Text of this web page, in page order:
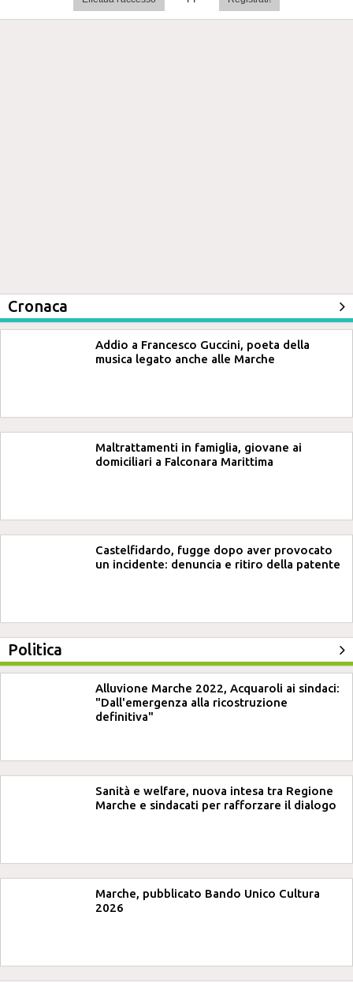
Cronaca
Addio a Francesco Guccini, poeta della
musica legato anche alle Marche
Maltrattamenti in famiglia, giovane ai
domiciliari a Falconara Marittima
Castelfidardo, fugge dopo aver provocato
un incidente: denuncia e ritiro della patente
Politica
Alluvione Marche 2022, Acquaroli ai sindaci:
"Dall'emergenza alla ricostruzione
definitiva"
Sanità e welfare, nuova intesa tra Regione
Marche e sindacati per rafforzare il dialogo
Marche, pubblicato Bando Unico Cultura
2026